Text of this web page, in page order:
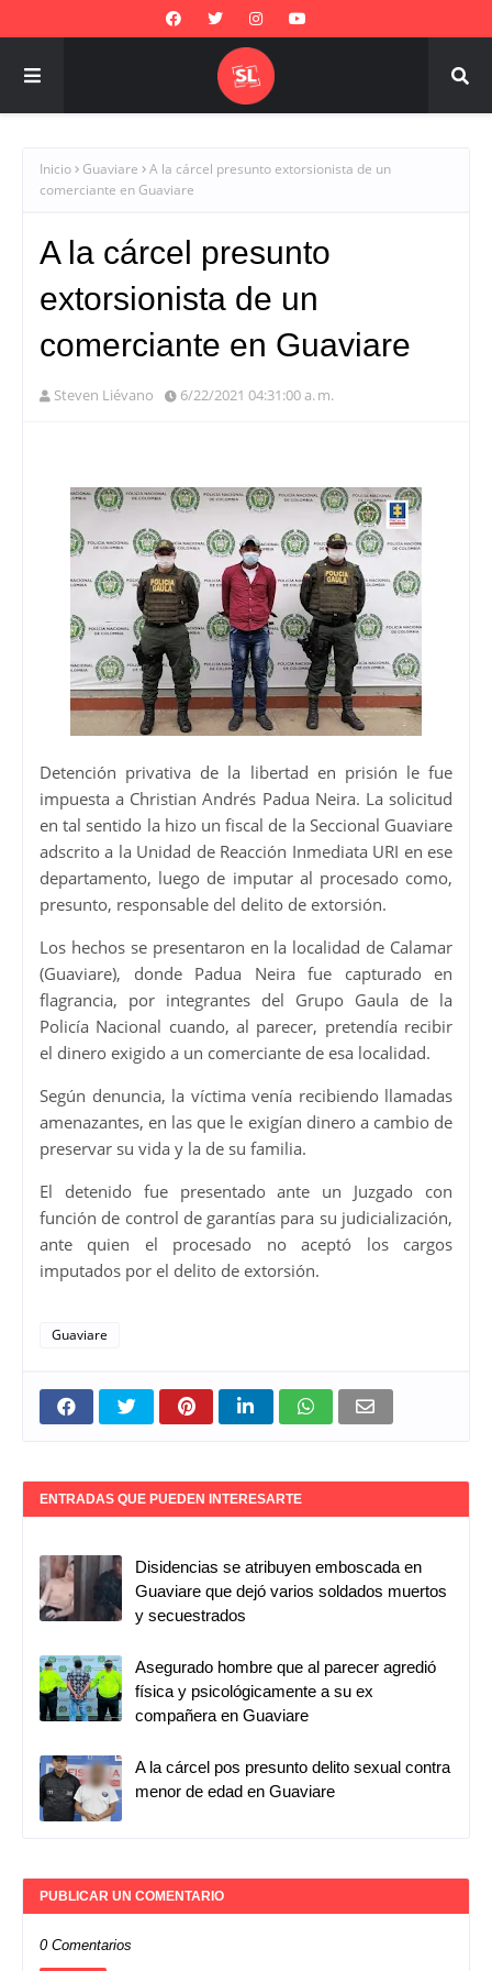
Inicio Guaviare
A la cárcel presunto extorsionista de un
comerciante en Guaviare
A la cárcel presunto
extorsionista de un
comerciante en Guaviare
Steven Liévano 6/22/2021 04:31:00 a. m.
Detención privativa de la libertad en prisión le fue
impuesta a Christian Andrés Padua Neira. La solicitud
en tal sentido la hizo un fiscal de la Seccional Guaviare
adscrito a la Unidad de Reacción Inmediata URI en ese
departamento, luego de imputar al procesado como,
presunto, responsable del delito de extorsión.
Los hechos se presentaron en la localidad de Calamar
(Guaviare), donde Padua Neira fue capturado en
flagrancia, por integrantes del Grupo Gaula de la
Policía Nacional cuando, al parecer, pretendía recibir
el dinero exigido a un comerciante de esa localidad.
Según denuncia, la víctima venía recibiendo llamadas
amenazantes, en las que le exigían dinero a cambio de
preservar su vida y la de su familia.
El detenido fue presentado ante un Juzgado con
función de control de garantías para su judicialización,
ante quien el procesado no aceptó los cargos
imputados por el delito de extorsión.
Guaviare
ENTRADAS QUE PUEDEN INTERESARTE
Disidencias se atribuyen emboscada en
Guaviare que dejó varios soldados muertos
y secuestrados
Asegurado hombre que al parecer agredió
física y psicológicamente a su ex
compañera en Guaviare
A la cárcel pos presunto delito sexual contra
menor de edad en Guaviare
PUBLICAR UN COMENTARIO
0 Comentarios